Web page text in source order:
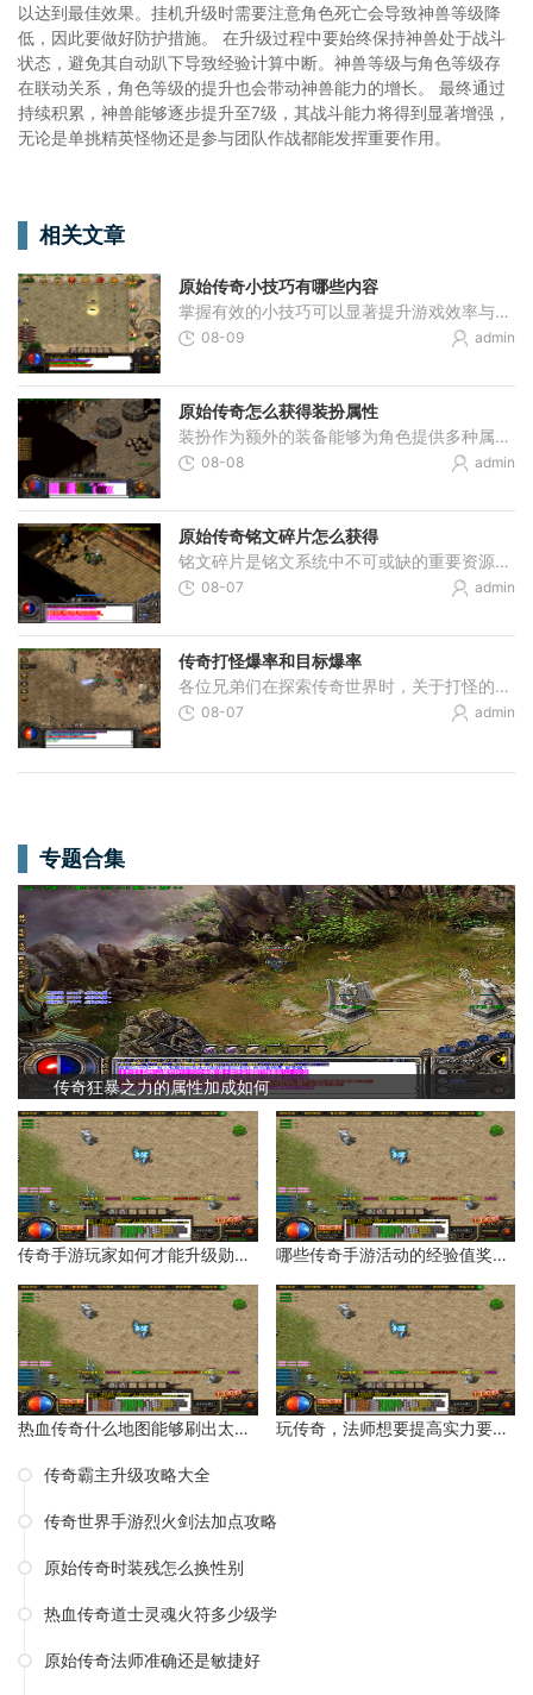
以达到最佳效果。挂机升级时需要注意角色死亡会导致神兽等级降
低，因此要做好防护措施。 在升级过程中要始终保持神兽处于战斗
状态，避免其自动趴下导致经验计算中断。神兽等级与角色等级存
在联动关系，角色等级的提升也会带动神兽能力的增长。 最终通过
持续积累，神兽能够逐步提升至7级，其战斗能力将得到显著增强，
无论是单挑精英怪物还是参与团队作战都能发挥重要作用。
相关文章
原始传奇小技巧有哪些内容
掌握有效的小技巧可以显著提升游戏效率与角色实力。首先在职业选择方面，战士拥有较高的血量和攻击力，前期具备不错的输出强度，在中后期则能产生较强的爆发伤害并对敌人造成
08-09 admin
原始传奇怎么获得装扮属性
装扮作为额外的装备能够为角色提供多种属性加成。这些装扮可以通过多种渠道获取，例如刷副本挑战BOSS，参与游戏活动或直接在商城购买。副本中的BOSS有一定几率掉落装扮，但掉落概
08-08 admin
原始传奇铭文碎片怎么获得
铭文碎片是铭文系统中不可或缺的重要资源，主要用于合成玩家所需要的各类铭文。获取铭文碎片的主要途径之一，是通过对已经获得的铭文进行回收操作。当玩家切割源石后，可能会
08-07 admin
传奇打怪爆率和目标爆率
各位兄弟们在探索传奇世界时，关于打怪的爆率和目标爆率肯定是大家特别关心的内容。爆率简单来说就是咱们击败怪物后掉落物品的概率，这可是直接影响到咱们能获得多少装备和经
08-07 admin
专题合集
传奇狂暴之力的属性加成如何
传奇手游玩家如何才能升级勋章等级？ 哪些传奇手游活动的经验值奖励比较多？
热血传奇什么地图能够刷出太阳水？ 玩传奇，法师想要提高实力要如何操作呢？
传奇霸主升级攻略大全
传奇世界手游烈火剑法加点攻略
原始传奇时装残怎么换性别
热血传奇道士灵魂火符多少级学
原始传奇法师准确还是敏捷好